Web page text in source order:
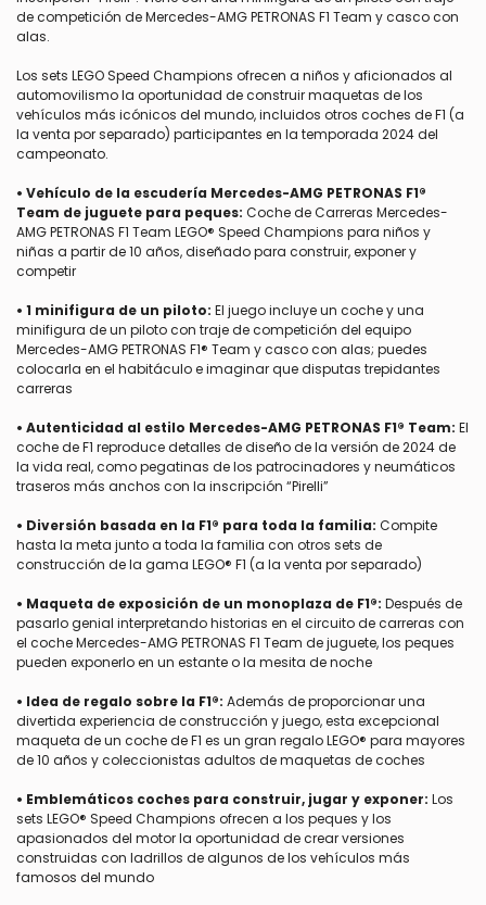
de competición de Mercedes-AMG PETRONAS F1 Team y casco con
alas.
Los sets LEGO Speed Champions ofrecen a niños y aficionados al
automovilismo la oportunidad de construir maquetas de los
vehículos más icónicos del mundo, incluidos otros coches de F1 (a
la venta por separado) participantes en la temporada 2024 del
campeonato.
• Vehículo de la escudería Mercedes-AMG PETRONAS F1®
Team de juguete para peques: Coche de Carreras Mercedes-
AMG PETRONAS F1 Team LEGO® Speed Champions para niños y
niñas a partir de 10 años, diseñado para construir, exponer y
competir
• 1 minifigura de un piloto: El juego incluye un coche y una
minifigura de un piloto con traje de competición del equipo
Mercedes-AMG PETRONAS F1® Team y casco con alas; puedes
colocarla en el habitáculo e imaginar que disputas trepidantes
carreras
• Autenticidad al estilo Mercedes-AMG PETRONAS F1® Team: El
coche de F1 reproduce detalles de diseño de la versión de 2024 de
la vida real, como pegatinas de los patrocinadores y neumáticos
traseros más anchos con la inscripción “Pirelli”
• Diversión basada en la F1® para toda la familia: Compite
hasta la meta junto a toda la familia con otros sets de
construcción de la gama LEGO® F1 (a la venta por separado)
• Maqueta de exposición de un monoplaza de F1®: Después de
pasarlo genial interpretando historias en el circuito de carreras con
el coche Mercedes-AMG PETRONAS F1 Team de juguete, los peques
pueden exponerlo en un estante o la mesita de noche
• Idea de regalo sobre la F1®: Además de proporcionar una
divertida experiencia de construcción y juego, esta excepcional
maqueta de un coche de F1 es un gran regalo LEGO® para mayores
de 10 años y coleccionistas adultos de maquetas de coches
• Emblemáticos coches para construir, jugar y exponer: Los
sets LEGO® Speed Champions ofrecen a los peques y los
apasionados del motor la oportunidad de crear versiones
construidas con ladrillos de algunos de los vehículos más
famosos del mundo